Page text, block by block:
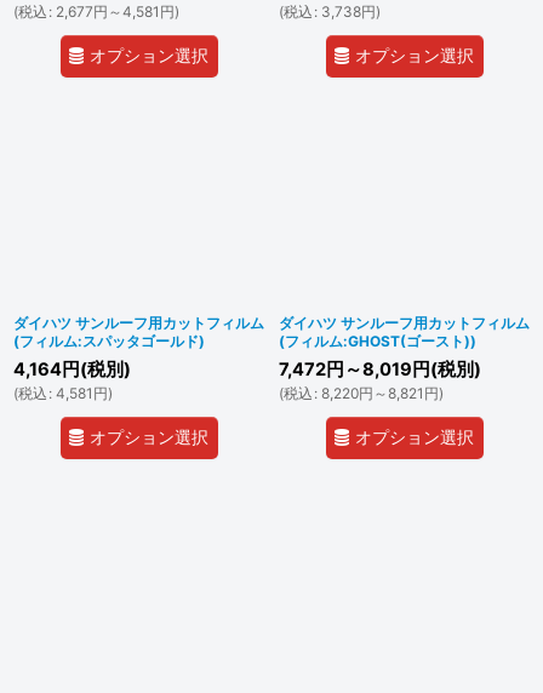
(税込 : 2,677円 ～4,581 円)
オプション選択
(税込 : 3,738円)
オプション選択
ダイハツ サンルーフ用カットフィルム
(フィルム:スパッタゴールド)
4,164円(税別)
(税込 : 4,581 円)
オプション選択
ダイハツ サンルーフ用カットフィルム
(フィルム:GHOST(ゴースト))
7,472円 ～8,019 円(税別)
(税込 : 8,220円 ～8,821 円)
オプション選択